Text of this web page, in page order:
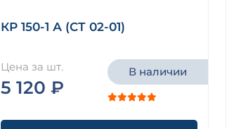
КР 150-1 А (СТ 02-01)
Цена за шт.
5 120 ₽
В наличии